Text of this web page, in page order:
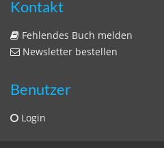
Kontakt
Fehlendes Buch melden
Newsletter bestellen
Benutzer
Login